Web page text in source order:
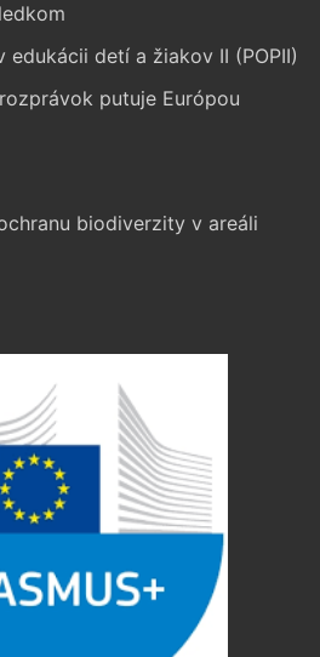
edukácii detí a žiakov II (POPII)
putuje Európou
biodiverzity v areáli